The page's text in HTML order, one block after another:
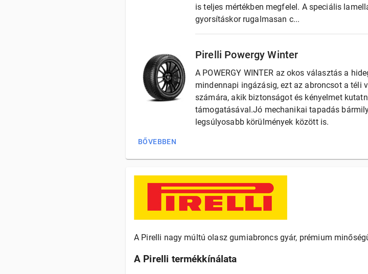
is teljes mértékben megfelel. A speciális
gyorsításkor rugalmasan c...
Pirelli Powergy Winter
A POWERGY WINTER az okos választás a
mindennapi ingázásig, ezt az abroncsot a téli
számára, akik biztonságot és kényelmet
támogatásával.​ Jó mechanikai tapadás
legsúlyosabb körülmények között is.
BŐVEBBEN
A Pirelli nagy múltú olasz gumiabroncs gyár, prémium
A Pirelli termékkínálata